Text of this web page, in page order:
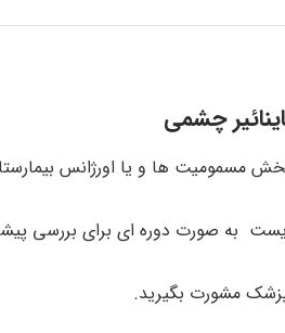
چشمی
بخش مسمومیت ها و یا اورژانس
به صورت دوره ای برای بررسی
پزشک مشورت بگیرید.